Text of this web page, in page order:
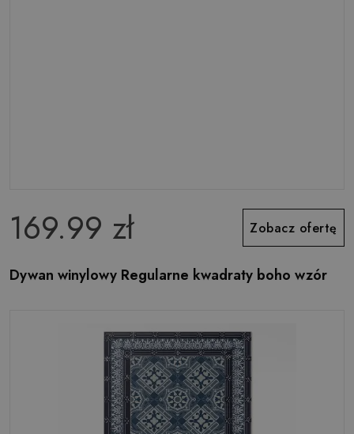
169.99 zł Zobacz ofertę
Dywan winylowy Regularne kwadraty boho wzór